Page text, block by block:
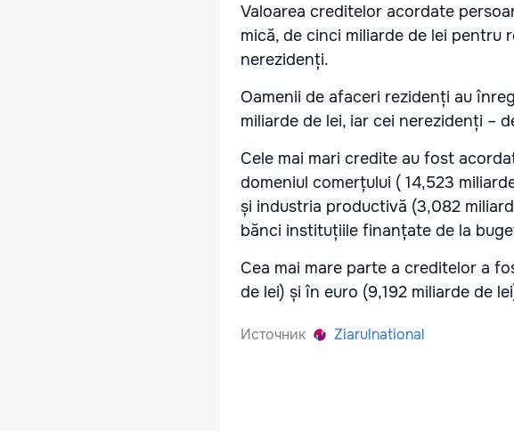
Valoarea creditelor acordate
mică, de cinci miliarde de lei pentru
nerezidenți.
Oamenii de afaceri rezidenți au
miliarde de lei, iar cei nerezidenți –
Cele mai mari credite au fost
domeniul comerțului ( 14,523
și industria productivă (3,082
bănci instituțiile finanțate de la
Cea mai mare parte a creditelor a
de lei) și în euro (9,192 miliarde de
Источник Ziarulnational